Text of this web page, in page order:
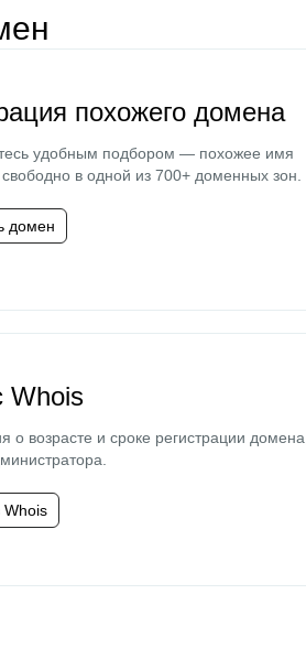
похожего домена
удобным подбором — похожее имя
в одной из 700+ доменных зон.
домен
Whois
о возрасте и сроке регистрации домена,
Whois